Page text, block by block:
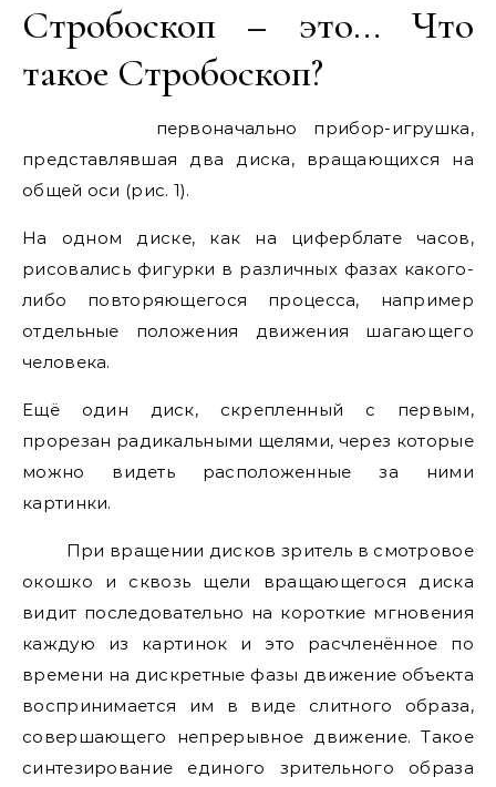
Стробоскоп – это… Что
такое Стробоскоп?
первоначально прибор-игрушка,
представлявшая два диска, вращающихся на
общей оси (рис. 1).
На одном диске, как на циферблате часов,
рисовались фигурки в различных фазах какого-
либо повторяющегося процесса, например
отдельные положения движения шагающего
человека.
Ещё один диск, скрепленный с первым,
прорезан радикальными щелями, через которые
можно видеть расположенные за ними
картинки.
При вращении дисков зритель в смотровое
окошко и сквозь щели вращающегося диска
видит последовательно на короткие мгновения
каждую из картинок и это расчленённое по
времени на дискретные фазы движение объекта
воспринимается им в виде слитного образа,
совершающего непрерывное движение. Такое
синтезирование единого зрительного образа